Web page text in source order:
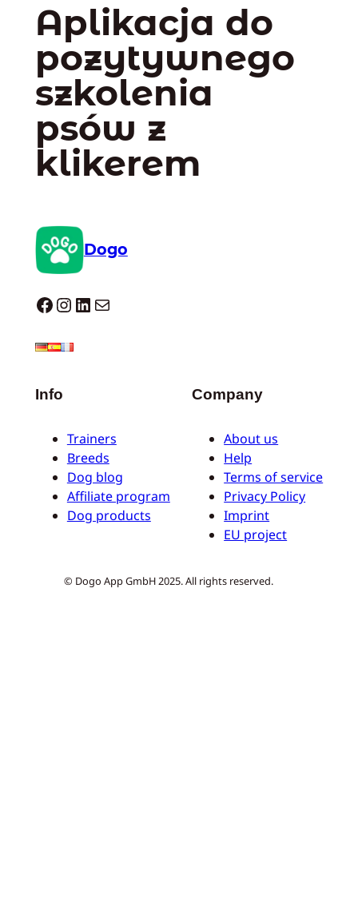
Aplikacja do
pozytywnego
szkolenia
psów z
klikerem
Dogo
Dogo facebook InstagramLinkedIn Mail
Info
Trainers
Breeds
Dog blog
Affiliate program
Dog products
Company
About us
Help
Terms of service
Privacy Policy
Imprint
EU project
© Dogo App GmbH 2025. All rights reserved.